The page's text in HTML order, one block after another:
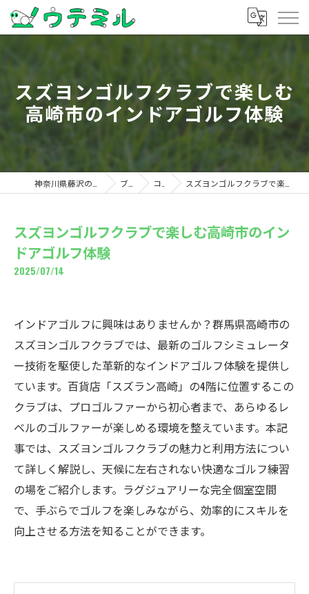
スズヨンゴルフクラブで楽しむ
高崎市のインドアゴルフ体験
ブログ コラム スズヨンゴルフクラブで楽しむ高崎市のインドアゴルフ体験
スズヨンゴルフクラブで楽しむ高崎市のイン
ドアゴルフ体験
2025/07/14
インドアゴルフに興味はありませんか？群馬県高崎市の
スズヨンゴルフクラブでは、最新のゴルフシミュレータ
ー技術を駆使した革新的なインドアゴルフ体験を提供し
ています。百貨店「スズラン高崎」の4階に位置するこの
クラブは、プロゴルファーから初心者まで、あらゆるレ
ベルのゴルファーが楽しめる環境を整えています。本記
事では、スズヨンゴルフクラブの魅力と利用方法につい
て詳しく解説し、天候に左右されない快適なゴルフ練習
の場をご紹介します。ラグジュアリーな完全個室空間
で、手ぶらでゴルフを楽しみながら、効率的にスキルを
向上させる方法を知ることができます。